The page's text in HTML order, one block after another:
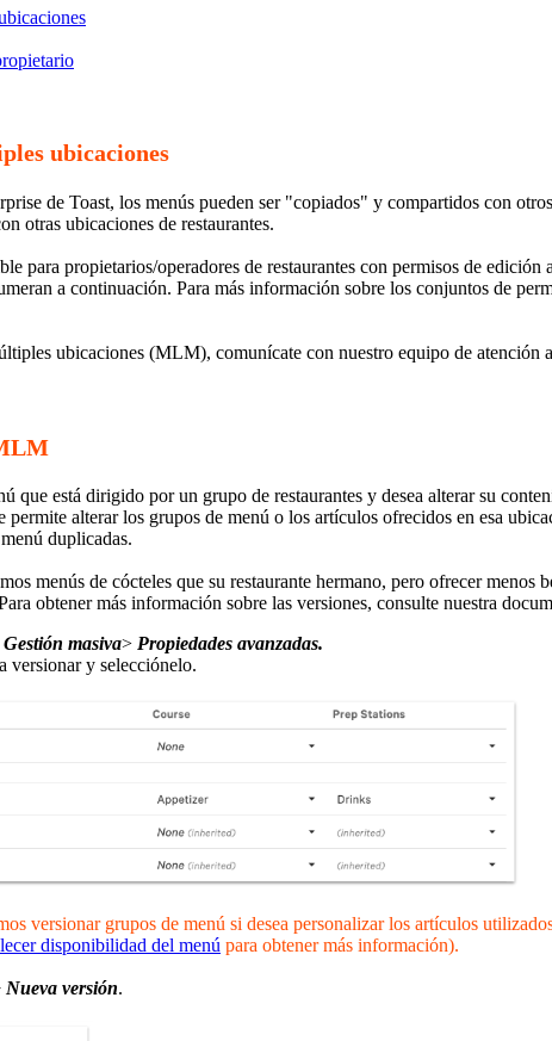
ubicaciones
de Toast, los menús pueden ser "copiados" y compartidos con
otras ubicaciones de restaurantes.
para propietarios/operadores de restaurantes con permisos de
a continuación. Para más información sobre los conjuntos de
ubicaciones (MLM), comunícate con nuestro equipo de atención
que está dirigido por un grupo de restaurantes y desea alterar su
alterar los grupos de menú o los artículos ofrecidos en esa
duplicadas.
menús de cócteles que su restaurante hermano, pero ofrecer
obtener más información sobre las versiones, consulte nuestra
Gestión masiva> Propiedades avanzadas.
versionar y selecciónelo.
versionar grupos de menú si desea personalizar los artículos
disponibilidad del menú para obtener más información).
Nueva versión.